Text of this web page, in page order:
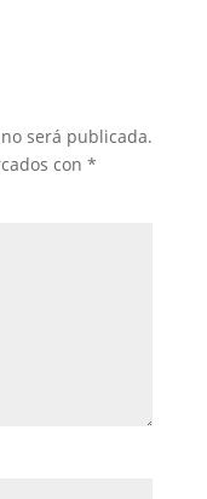
será publicada.
con *